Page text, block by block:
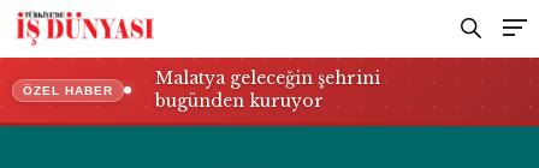
ÖZEL HABER
Malatya geleceğin şehrini
bugünden kuruyor